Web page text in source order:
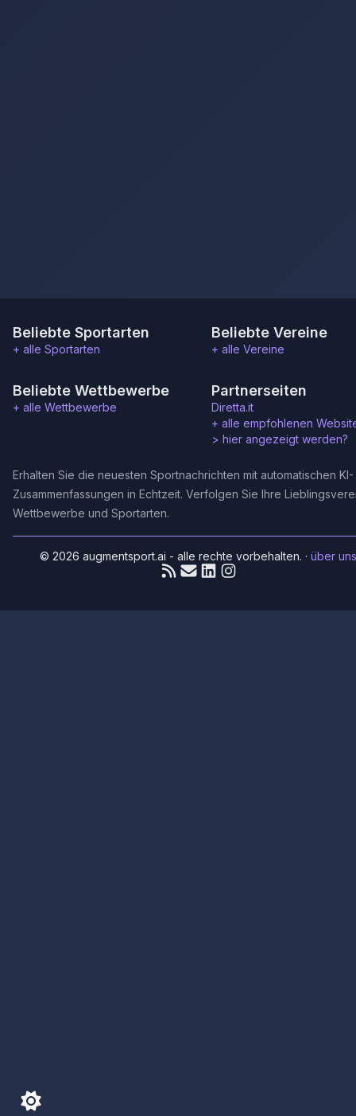
Beliebte Sportarten
+ alle Sportarten
Beliebte Vereine
+ alle Vereine
Beliebte Wettbewerbe
+ alle Wettbewerbe
Partnerseiten
Diretta.it
+ alle empfohlenen
> hier angezeigt werden?
Erhalten Sie die neuesten Sportnachrichten mit automatischen KI-
Zusammenfassungen in Echtzeit. Verfolgen Sie Ihre
Wettbewerbe und Sportarten.
© 2026 augmentsport.ai - alle rechte vorbehalten. ·über